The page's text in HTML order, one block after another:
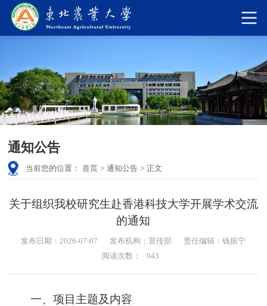
通知公告
当前您的位置： 首页 > 通知公告 > 正文
关于组织我校研究生赴香港科技大学开展学术交流
的通知
发布日期：2026-07-07 发布机构：宣传部
责任编辑：钱振宁
阅读次数：
943
一、项目主题及内容